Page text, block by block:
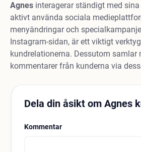
Agnes interagerar ständigt med
aktivt använda sociala
menyändringar och
Instagram-sidan, är ett viktigt
kundrelationerna. Dessutom samlar
kommentarer från kunderna via
Dela din åsikt om Agnes
Kommentar